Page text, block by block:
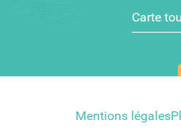
Carte
Mentions légales